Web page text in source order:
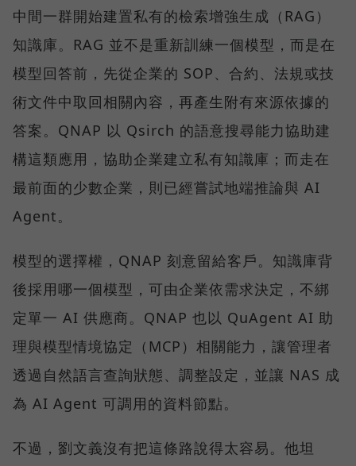
中間一群開始建置私有的檢索增強生成（RAG）
知識庫。RAG 並不是重新訓練一個模型，而是在
模型回答前，先從企業的 SOP、合約、法規或技
術文件中取回相關內容，再產生附有來源依據的
答案。QNAP 以 Qsirch 的語意搜尋能力協助建
構這類應用，協助企業建立私有知識庫；而走在
最前面的少數企業，則已經嘗試地端推論與 AI
Agent。
模型的選擇權，QNAP 刻意留給客戶。知識庫背
後採用哪一個模型，可由企業依需求決定，不綁
定單一 AI 供應商。QNAP 也以 QuAgent AI 助
理與模型情境協定（MCP）相關能力，讓管理者
透過自然語言查詢狀態、調整設定，並讓 NAS 成
為 AI Agent 可調用的資料節點。
不過，劉文義沒有把這條路說得太容易。他坦